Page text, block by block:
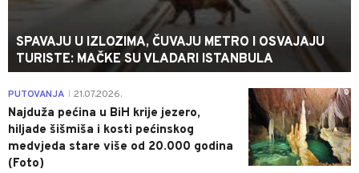
SPAVAJU U IZLOZIMA, ČUVAJU METRO I OSVAJAJU
TURISTE: MAČKE SU VLADARI ISTANBULA
0
PUTOVANJA 21.07.2026.
Najduža pećina u BiH krije jezero,
hiljade šišmiša i kosti pećinskog
medvjeda stare više od 20.000 godina
(Foto)